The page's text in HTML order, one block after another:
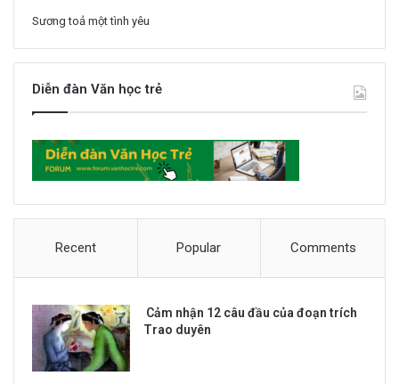
Sương toả một tình yêu
Diễn đàn Văn học trẻ
Recent Popular Comments
Cảm nhận 12 câu đầu của đoạn trích
Trao duyên